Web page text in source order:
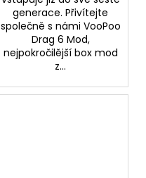
generace. Přivítejte
společně s námi VooPoo
Drag 6 Mod,
nejpokročilější box mod
z...